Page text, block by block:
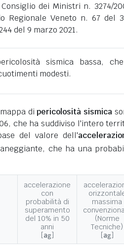
dei Ministri n. 3274/
Regionale Veneto n. 67 del
del 9 marzo 2021.
sismica bassa,
modesti.
dipericolosità sismica
che ha suddiviso l'intero
del valore dell'
che ha una
accelerazione
con
probabilità di
superamento
del 10% in 50
anni
[ag]
massima
(Norme
Tecniche)
[ag]